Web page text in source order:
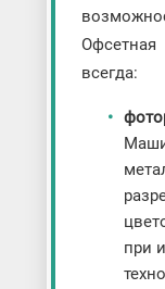
всегда:
при